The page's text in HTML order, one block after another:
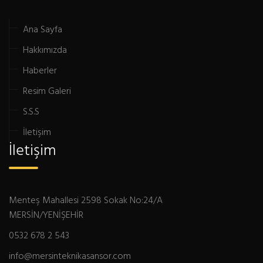
Ana Sayfa
Hakkımızda
Haberler
Resim Galeri
S.S.S
İletişim
İletişim
Menteş Mahallesi 2598 Sokak No:24/A
MERSİN/YENİŞEHİR
0532 678 2 543
info@mersinteknikasansor.com